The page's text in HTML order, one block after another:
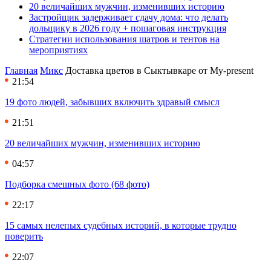
20 величайших мужчин, изменивших историю
Застройщик задерживает сдачу дома: что делать
дольщику в 2026 году + пошаговая инструкция
Стратегии использования шатров и тентов на
мероприятиях
Главная Микс Доставка цветов в Сыктывкаре от My-present
21:54
19 фото людей, забывших включить здравый смысл
21:51
20 величайших мужчин, изменивших историю
04:57
Подборка смешных фото (68 фото)
22:17
15 самых нелепых судебных историй, в которые трудно
поверить
22:07